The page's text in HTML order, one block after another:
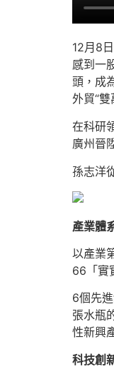
12月8
感到一
頭，成
外貿“雙
在科研
廣州晉
孫志洋
產業體
以產業
66「實
6個先
張水瓶
性新興
科技創